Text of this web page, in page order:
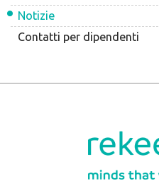
Notizie
Contatti per dipendenti